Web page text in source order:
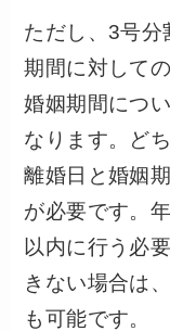
ただし、3号
期間に対して
婚姻期間につ
なります。ど
離婚日と婚姻
が必要です。
以内に行う必
きない場合は
も可能です。